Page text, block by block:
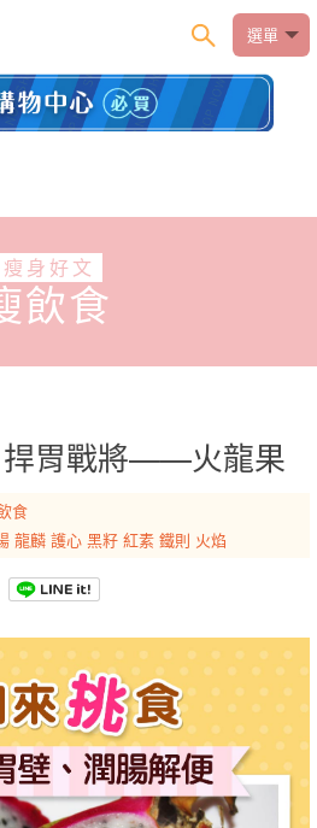
選單
瘦身好文
飲食
捍胃戰將——火龍果
食
龍麟 護心 黑籽 紅素 鐵則 火焰